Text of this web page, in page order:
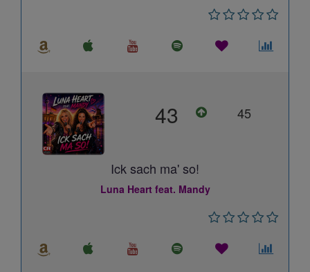
43 45
Ick sach ma' so!
Luna Heart feat. Mandy